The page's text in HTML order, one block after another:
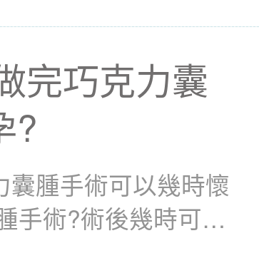
完巧克力囊
?
腫手術可以幾時懷
手術?術後幾時可備